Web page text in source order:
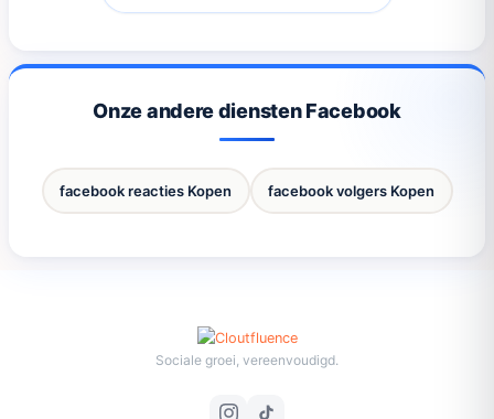
Onze andere diensten Facebook
facebook reacties Kopen facebook volgers Kopen
Sociale groei, vereenvoudigd.